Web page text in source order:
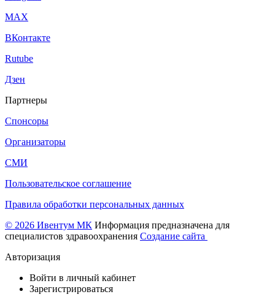
МАХ
ВКонтакте
Rutube
Дзен
Партнеры
Спонсоры
Организаторы
СМИ
Пользовательское соглашение
Правила обработки персональных данных
© 2026 Ивентум МК Информация предназначена для
специалистов здравоохранения Создание сайта
Авторизация
Войти в личный кабинет
Зарегистрироваться